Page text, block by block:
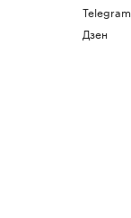
Telegram
Дзен